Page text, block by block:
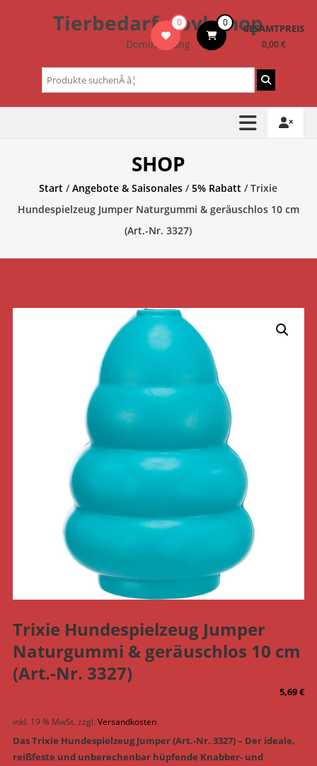
Tierbedarf – bvl-Shop
Dominik Lang
0 0 GESAMTPREIS
0,00 €
Suchen
nach:
SHOP
Start /Angebote & Saisonales /5% Rabatt / Trixie
Hundespielzeug Jumper Naturgummi & geräuschlos 10 cm
(Art.-Nr. 3327)
Trixie Hundespielzeug Jumper
Naturgummi & geräuschlos 10 cm
(Art.-Nr. 3327)
5,69€
inkl. 19 % MwSt. zzgl. Versandkosten
Das Trixie Hundespielzeug Jumper (Art.-Nr. 3327) – Der ideale,
reißfeste und unberechenbar hüpfende Knabber- und